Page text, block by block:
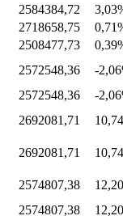
2584384,72
2718658,75
2508477,73
2572548,36
-
2572548,36
-
2692081,71
2692081,71
2574807,38
2574807,38